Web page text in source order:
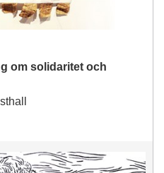
om solidaritet och